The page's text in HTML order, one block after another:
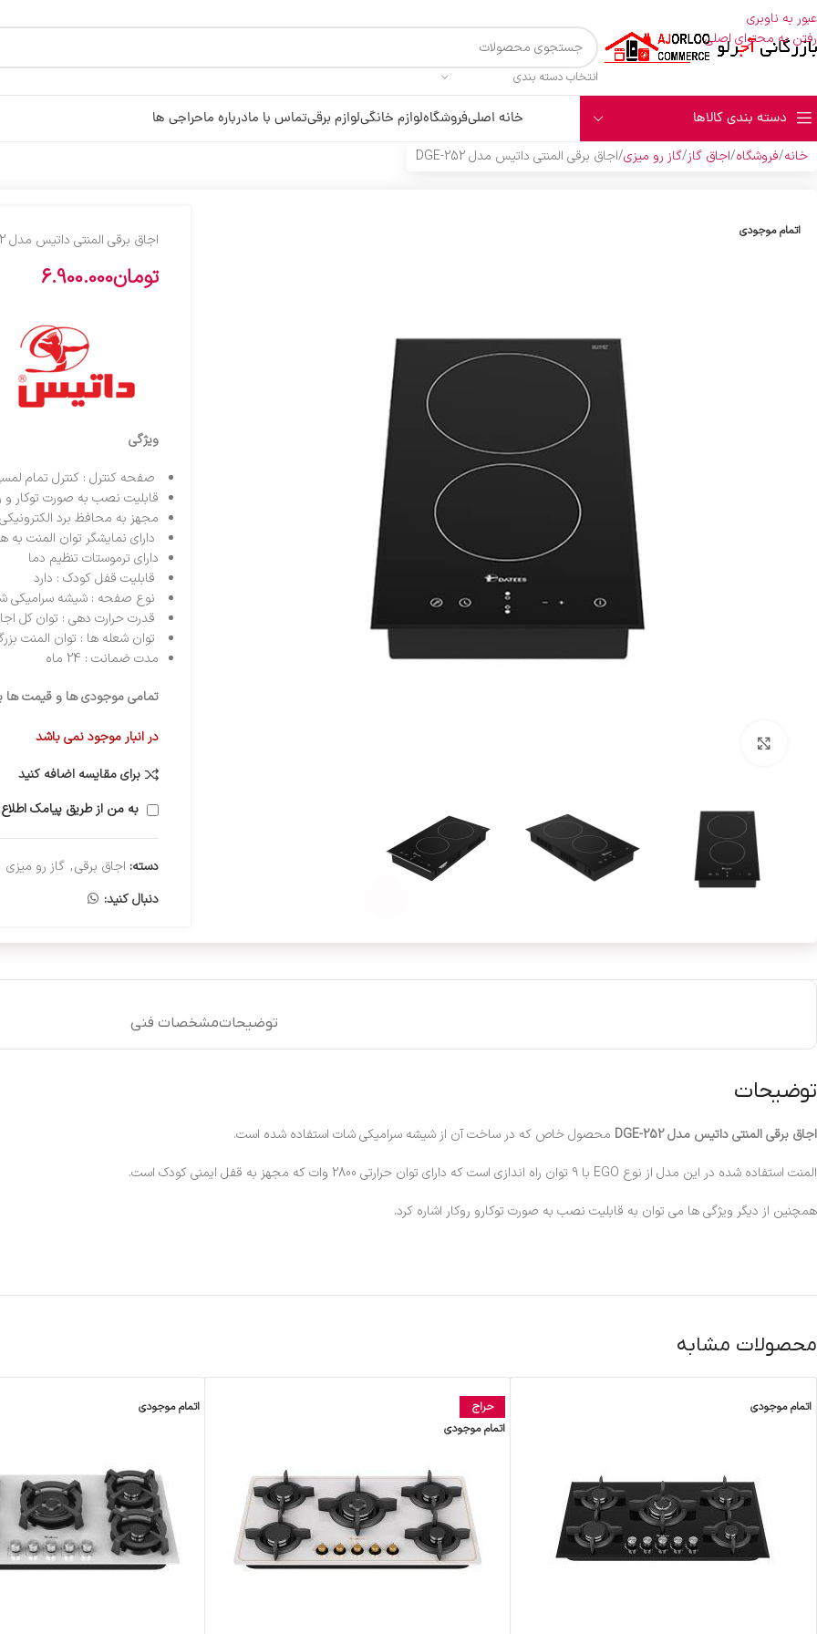
عبور به ناوبری
رفتن به محتوای اصلی
انتخاب دسته بندی
دسته بندی کالاها خانه اصلیفروشگاهلوازم خانگیلوازم برقیتماس با مادرباره ماحراجی ها
خانه فروشگاه اجاق گاز گاز رو میزی اجاق برقی المنتی داتیس مدل DGE-252
اتمام موجودی اجاق برقی المنتی داتیس مدل DGE-252
تومان6.900.000
ویژگی
صفحه کنترل : کنترل تمام
قابلیت نصب به صورت توکار و
مجهز به محافظ برد الکترونیکی
دارای نمایشگر توان المنت به
دارای ترموستات تنظیم دما
قابلیت قفل کودک : دارد
نوع صفحه : شیشه سرامیکی
قدرت حرارت دهی : توان کل اجاق 2800
توان شعله ها : توان المنت بزرگ 1800 وات – توان المنت کوچک 1000
مدت ضمانت : 24 ماه
تمامی موجودی ها و قیمت ها
در انبار موجود نمی باشد
برای مقایسه اضافه کنید
به من از طریق پیامک
دسته: اجاق برقی, گاز رو میزی
دنبال کنید:
توضیحاتمشخصات فنی
توضیحات
اجاق برقی المنتی داتیس مدل DGE-252
محصول خاص که در ساخت آن از شیشه سرامیکی شات استفاده شده است.
المنت استفاده شده در این مدل از نوع EGO با 9 توان راه اندازی است که دارای توان حرارتی 2800 وات که مجهز به قفل ایمنی کودک است.
همچنین از دیگر ویژگی ها می توان به قابلیت نصب به صورت توکارو روکار اشاره کرد.
محصولات مشابه
اتمام موجودی
حراج
اتمام موجودی
اتمام موجودی